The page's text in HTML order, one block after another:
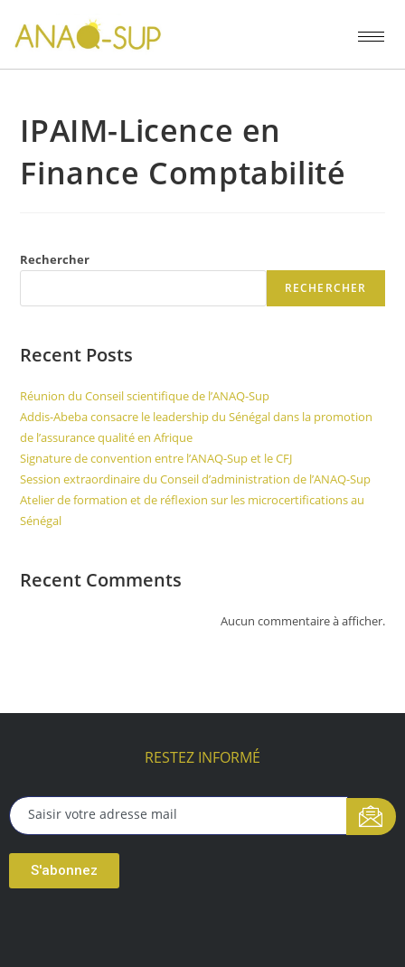
IPAIM-Licence en
Finance Comptabilité
Rechercher
RECHERCHER
Recent Posts
Réunion du Conseil scientifique de l’ANAQ-Sup
Addis-Abeba consacre le leadership du Sénégal dans la promotion
de l’assurance qualité en Afrique
Signature de convention entre l’ANAQ-Sup et le CFJ
Session extraordinaire du Conseil d’administration de l’ANAQ-Sup
Atelier de formation et de réflexion sur les microcertifications au
Sénégal
Recent Comments
Aucun commentaire à afficher.
RESTEZ INFORMÉ
S'abonnez